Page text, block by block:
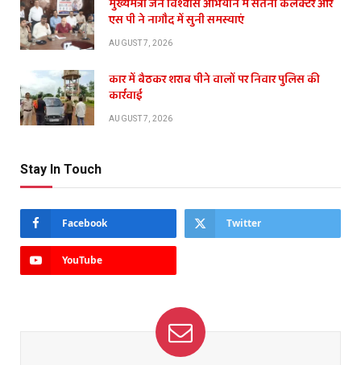
मुख्यमंत्री जन विश्वास अभियान में सतना कलेक्टर और
एस पी ने नागौद में सुनी समस्याएं
AUGUST 7, 2026
कार में बैठकर शराब पीने वालों पर निवार पुलिस की
कार्रवाई
AUGUST 7, 2026
Stay In Touch
Facebook Twitter
YouTube